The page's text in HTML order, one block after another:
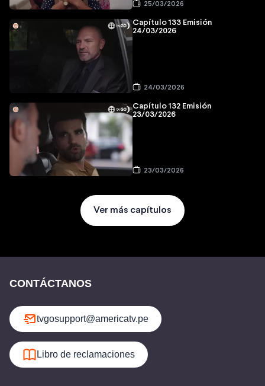
25/03/2026
Capítulo 133 Emisión
24/03/2026
24/03/2026
Capítulo 132 Emisión
23/03/2026
23/03/2026
Ver más capítulos
CONTÁCTANOS
tvgosupport@americatv.pe
Libro de reclamaciones